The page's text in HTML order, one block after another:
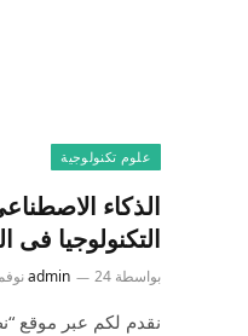
علوم تكنولوجية
التكنولوجيا فى
بواسطة admin 24 نوفمبر، 2023
نقدم لكم عبر موقع